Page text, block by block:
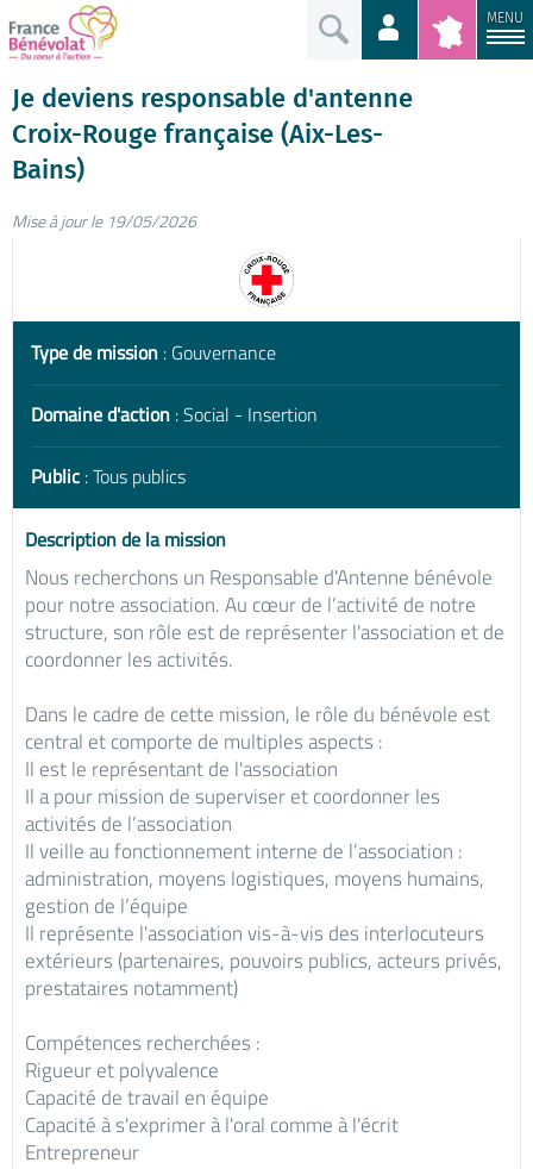
MENU
Je deviens responsable d'antenne
Croix-Rouge française (Aix-Les-
Bains)
Mise à jour le 19/05/2026
Type de mission : Gouvernance
Domaine d'action : Social - Insertion
Public : Tous publics
Description de la mission
Nous recherchons un Responsable d'Antenne bénévole
pour notre association. Au cœur de l’activité de notre
structure, son rôle est de représenter l'association et de
coordonner les activités.
Dans le cadre de cette mission, le rôle du bénévole est
central et comporte de multiples aspects :
Il est le représentant de l'association
Il a pour mission de superviser et coordonner les
activités de l’association
Il veille au fonctionnement interne de l’association :
administration, moyens logistiques, moyens humains,
gestion de l’équipe
Il représente l'association vis-à-vis des interlocuteurs
extérieurs (partenaires, pouvoirs publics, acteurs privés,
prestataires notamment)
Compétences recherchées :
Rigueur et polyvalence
Capacité de travail en équipe
Capacité à s'exprimer à l'oral comme à l'écrit
Entrepreneur